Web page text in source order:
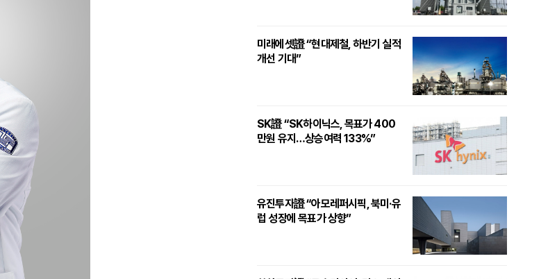
미래에셋證 “현대제철, 하반기 실적
개선 기대”
SK證 “SK하이닉스, 목표가 400
만원 유지…상승여력 133%”
유진투자證 “아모레퍼시픽, 북미·유
럽 성장에 목표가 상향”